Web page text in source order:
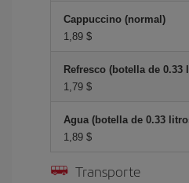
Cappuccino (normal)
1,89 $
Refresco (botella de 0.33
1,79 $
Agua (botella de 0.33
1,89 $
Transporte